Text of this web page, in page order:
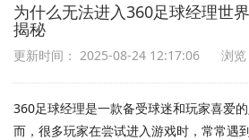
为什么无法进入360足球经理世
揭秘
更新时间： 2025-08-24 12:17:06 浏览
360足球经理是一款备受球迷和玩家喜爱
而，很多玩家在尝试进入游戏时，常常遇